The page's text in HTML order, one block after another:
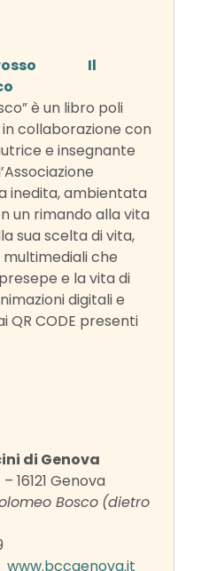
Il
è un libro poli
collaborazione con
e insegnante
inedita, ambientata
un rimando alla vita
sua scelta di vita,
che
e la vita di
digitali e
QR CODE presenti
di Genova
16121 Genova
Bosco (dietro
www.bccgenova.it